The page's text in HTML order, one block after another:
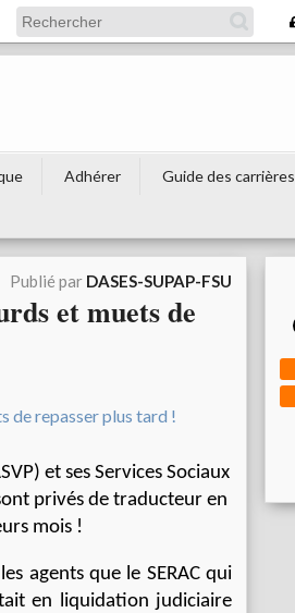
Adhérer
Guide des carrières
Publié par DASES-SUPAP-FSU
et muets de
et ses Services Sociaux
privés de traducteur en
mois !
agents que le SERAC qui
en liquidation judiciaire